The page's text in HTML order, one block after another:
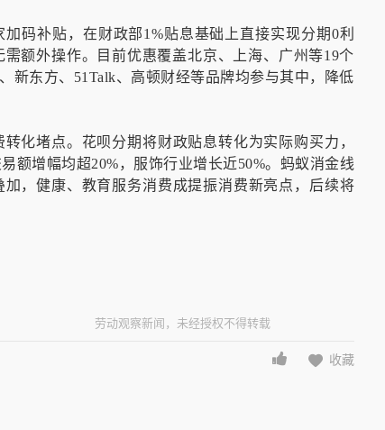
码补贴，在财政部1%贴息基础上直接实现分期0利
额外操作。目前优惠覆盖北京、上海、广州等19个
新东方、51Talk、高顿财经等品牌均参与其中，降低
化堵点。花呗分期将财政贴息转化为实际购买力，
额增幅均超20%，服饰行业增长近50%。蚂蚁消金线
，健康、教育服务消费成提振消费新亮点，后续将
劳动观察新闻，未经授权不得转载
收藏